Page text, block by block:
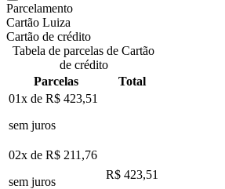
Parcelamento
Cartão Luiza
Cartão de crédito
Tabela de parcelas de Cartão
de crédito
Parcelas
Total
01x de R$ 423,51
sem juros
02x de R$ 211,76
sem juros
R$ 423,51